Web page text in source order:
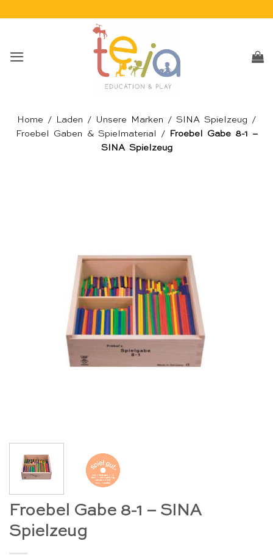
Home / Laden / Unsere Marken / SINA Spielzeug /
Froebel Gaben & Spielmaterial
/
Froebel Gabe 8-1 –
SINA Spielzeug
Froebel Gabe 8-1 – SINA
Spielzeug